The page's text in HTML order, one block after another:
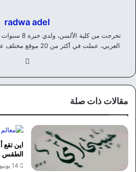
radwa adel
تخرجت من كلية
العربي، عملت في أكثر من 20 موقع مختلف علي مدار السنين الماضية.
وك
مقالات ذات صلة
اين تقع
الطقس
14 يونيو، 2020